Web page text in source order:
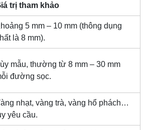
trị tham khảo
5 mm – 10 mm (thông dụng
là 8 mm).
mẫu, thường từ 8 mm – 30 mm
đường sọc.
nhạt, vàng trà, vàng hổ phách…
yêu cầu.